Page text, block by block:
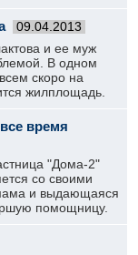
09.04.2013
и ее муж
В одном
скоро на
жилплощадь.
время
"Дома-2"
со своими
и выдающаяся
помощницу.